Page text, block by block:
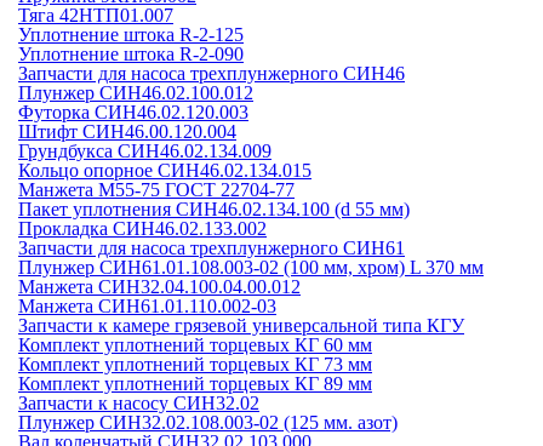
Тяга 42НТП01.007
Уплотнение штока R-2-125
Уплотнение штока R-2-090
Запчасти для насоса трехплунжерного СИН46
Плунжер СИН46.02.100.012
Футорка СИН46.02.120.003
Штифт СИН46.00.120.004
Грундбукса СИН46.02.134.009
Кольцо опорное СИН46.02.134.015
Манжета М55-75 ГОСТ 22704-77
Пакет уплотнения СИН46.02.134.100 (d 55 мм)
Прокладка СИН46.02.133.002
Запчасти для насоса трехплунжерного СИН61
Плунжер СИН61.01.108.003-02 (100 мм, хром) L 370 мм
Манжета СИН32.04.100.04.00.012
Манжета СИН61.01.110.002-03
Запчасти к камере грязевой универсальной типа КГУ
Комплект уплотнений торцевых КГ 60 мм
Комплект уплотнений торцевых КГ 73 мм
Комплект уплотнений торцевых КГ 89 мм
Запчасти к насосу СИН32.02
Плунжер СИН32.02.108.003-02 (125 мм. азот)
Вал коленчатый СИН32.02.103.000